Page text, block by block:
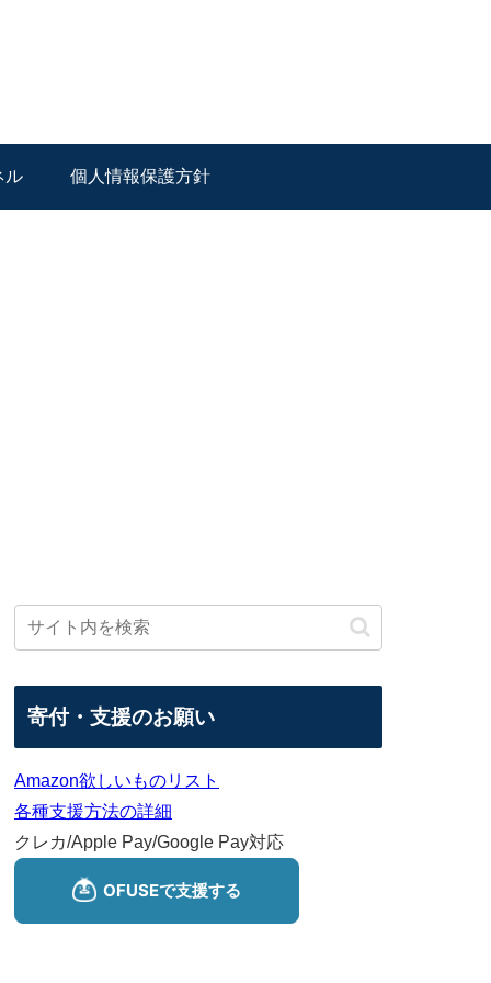
ル 個人情報保護方針
寄付・支援のお願い
Amazon欲しいものリスト
各種支援方法の詳細
クレカ/Apple Pay/Google Pay対応